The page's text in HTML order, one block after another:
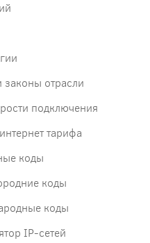
отрасли
подключения
тарифа
коды
коды
коды
IP-сетей